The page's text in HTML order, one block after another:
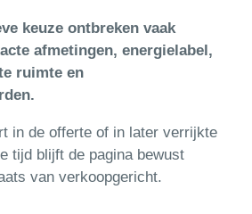
keuze ontbreken vaak
afmetingen, energielabel,
ruimte en
in de offerte of in later verrijkte
tijd blijft de pagina bewust
van verkoopgericht.